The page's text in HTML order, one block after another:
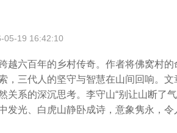
05-19 16:42:10
越六百年的乡村传奇。作者将佛窝村
，三代人的坚守与智慧在山间回响。
关系的深沉思考。李守山“别让山断了
发光、白虎山静卧成诗，意象隽永，